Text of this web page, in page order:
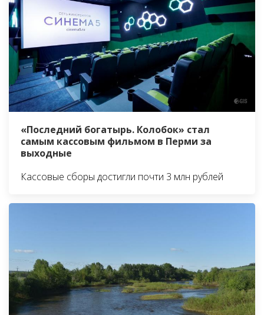
«Последний богатырь. Колобок» стал
самым кассовым фильмом в Перми за
выходные
Кассовые сборы достигли почти 3 млн рублей